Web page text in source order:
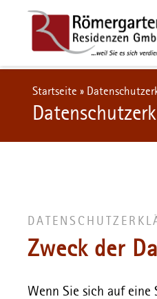
Startseite »
Zweck der
Wenn Sie sich auf eine